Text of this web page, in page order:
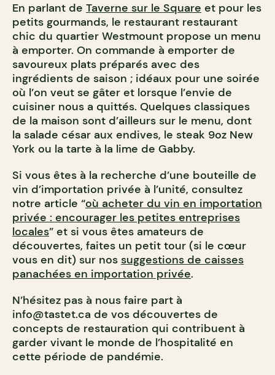
En parlant de Taverne sur le Square et pour les
petits gourmands, le restaurant restaurant
chic du quartier Westmount propose un menu
à emporter. On commande à emporter de
savoureux plats préparés avec des
ingrédients de saison ; idéaux pour une soirée
où l’on veut se gâter et lorsque l’envie de
cuisiner nous a quittés. Quelques classiques
de la maison sont d’ailleurs sur le menu, dont
la salade césar aux endives, le steak 9oz New
York ou la tarte à la lime de Gabby.
Si vous êtes à la recherche d’une bouteille de
vin d’importation privée à l’unité, consultez
notre article “où acheter du vin en importation
privée : encourager les petites entreprises
locales” et si vous êtes amateurs de
découvertes, faites un petit tour (si le cœur
vous en dit) sur nos suggestions de caisses
panachées en importation privée.
N’hésitez pas à nous faire part à
info@tastet.ca de vos découvertes de
concepts de restauration qui contribuent à
garder vivant le monde de l’hospitalité en
cette période de pandémie.